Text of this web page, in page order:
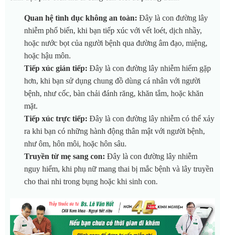
Quan hệ tình dục không an toàn: Đây là con đường lây
nhiễm phổ biến, khi bạn tiếp xúc với vết loét, dịch nhầy,
hoặc nước bọt của người bệnh qua đường âm đạo, miệng,
hoặc hậu môn.
Tiếp xúc gián tiếp: Đây là con đường lây nhiễm hiếm gặp
hơn, khi bạn sử dụng chung đồ dùng cá nhân với người
bệnh, như cốc, bàn chải đánh răng, khăn tắm, hoặc khăn
mặt.
Tiếp xúc trực tiếp: Đây là con đường lây nhiễm có thể xảy
ra khi bạn có những hành động thân mật với người bệnh,
như ôm, hôn môi, hoặc hôn sâu.
Truyền từ mẹ sang con: Đây là con đường lây nhiễm
nguy hiểm, khi phụ nữ mang thai bị mắc bệnh và lây truyền
cho thai nhi trong bụng hoặc khi sinh con.